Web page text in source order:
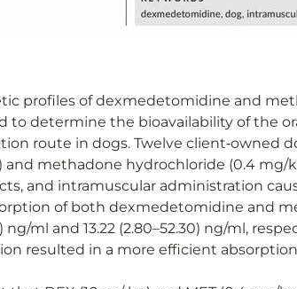
profiles of dexmedetomidine and
to determine the bioavailability of the
route in dogs. Twelve
methadone hydrochloride (0.4 mg/
and intramuscular administration
of both dexmedetomidine and
ng/ml and 13.22 (2.80–52.30) ng/ml,
resulted in a more efficient